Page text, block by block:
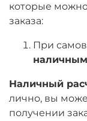
которые
заказа:
При
Наличный
лично, вы
получении